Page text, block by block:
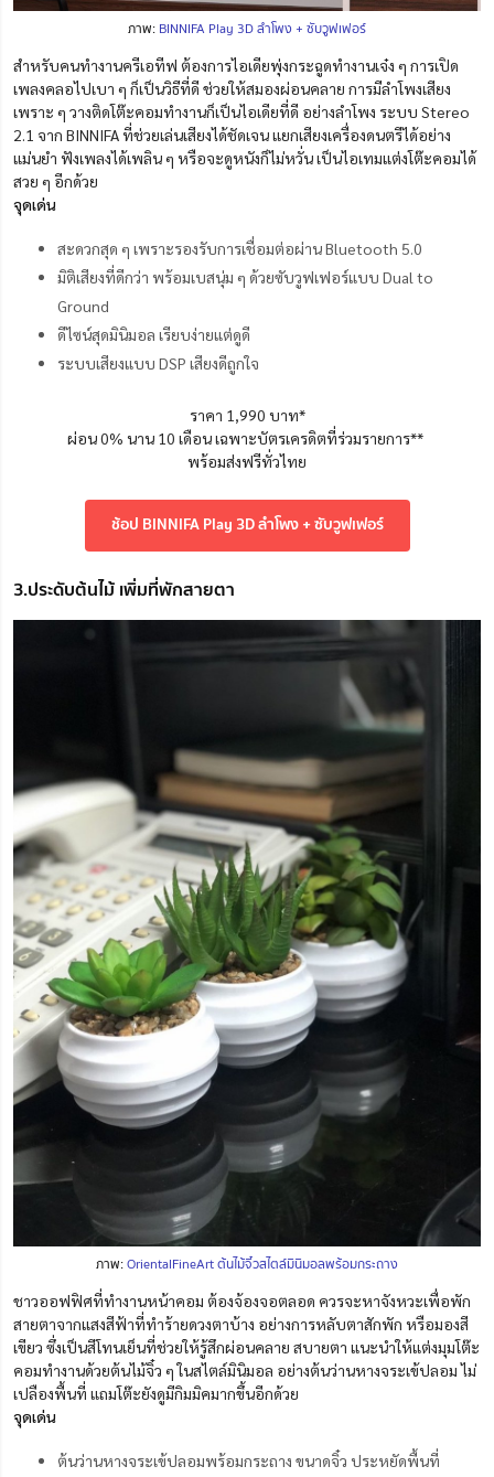
ภาพ: BINNIFA Play 3D ลำโพง + ซับวูฟเฟอร์
สำหรับคนทำงานครีเอทีฟ ต้องการไอเดียพุ่งกระฉูดทำงานเจ๋ง ๆ การเปิด
เพลงคลอไปเบา ๆ ก็เป็นวิธีที่ดี ช่วยให้สมองผ่อนคลาย การมีลำโพงเสียง
เพราะ ๆ วางติดโต๊ะคอมทำงานก็เป็นไอเดียที่ดี อย่างลำโพง ระบบ Stereo
2.1 จาก BINNIFA ที่ช่วยเล่นเสียงได้ชัดเจน แยกเสียงเครื่องดนตรีได้อย่าง
แม่นยำ ฟังเพลงได้เพลิน ๆ หรือจะดูหนังก็ไม่หวั่น เป็นไอเทมแต่งโต๊ะคอมได้
สวย ๆ อีกด้วย
จุดเด่น
สะดวกสุด ๆ เพราะรองรับการเชื่อมต่อผ่าน Bluetooth 5.0
มิติเสียงที่ดีกว่า พร้อมเบสนุ่ม ๆ ด้วยซับวูฟเฟอร์แบบ Dual to
Ground
ดีไซน์สุดมินิมอล เรียบง่ายแต่ดูดี
ระบบเสียงแบบ DSP เสียงดีถูกใจ
ราคา 1,990 บาท*
ผ่อน 0% นาน 10 เดือน เฉพาะบัตรเครดิตที่ร่วมรายการ**
พร้อมส่งฟรีทั่วไทย
ช้อป BINNIFA Play 3D ลำโพง + ซับวูฟเฟอร์
3.ประดับต้นไม้ เพิ่มที่พักสายตา
ภาพ:OrientalFineArt ต้นไม้จิ๋วสไตล์มินิมอลพร้อมกระถาง
ชาวออฟฟิศที่ทำงานหน้าคอม ต้องจ้องจอตลอด ควรจะหาจังหวะเพื่อพัก
สายตาจากแสงสีฟ้าที่ทำร้ายดวงตาบ้าง อย่างการหลับตาสักพัก หรือมองสี
เขียว ซึ่งเป็นสีโทนเย็นที่ช่วยให้รู้สึกผ่อนคลาย สบายตา แนะนำให้แต่งมุมโต๊ะ
คอมทำงานด้วยต้นไม้จิ๋ว ๆ ในสไตล์มินิมอล อย่างต้นว่านหางจระเข้ปลอม ไม่
เปลืองพื้นที่ แถมโต๊ะยังดูมีกิมมิคมากขึ้นอีกด้วย
จุดเด่น
ต้นว่านหางจระเข้ปลอมพร้อมกระถาง ขนาดจิ๋ว ประหยัดพื้นที่